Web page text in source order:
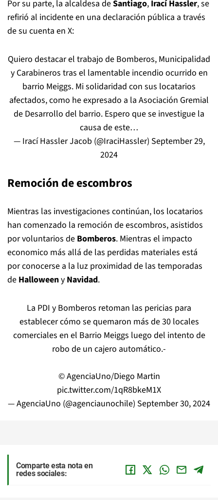
Por su parte, la alcaldesa deSantiago, Irací Hassler, se
refirió al incidente en una declaración pública a través
de su cuenta en X:
Quiero destacar el trabajo de Bomberos, Municipalidad
y Carabineros tras el lamentable incendio ocurrido en
barrio Meiggs. Mi solidaridad con sus locatarios
afectados, como he expresado a la Asociación Gremial
de Desarrollo del barrio. Espero que se investigue la
causa de este…
— Irací Hassler Jacob (@IraciHassler) September 29,
2024
Remoción de escombros
Mientras las investigaciones continúan, los locatarios
han comenzado la remoción de escombros, asistidos
por voluntarios de Bomberos. Mientras el impacto
economico más allá de las perdidas materiales está
por conocerse a la luz proximidad de las temporadas
de Halloweeny Navidad.
La PDI y Bomberos retoman las pericias para
establecer cómo se quemaron más de 30 locales
comerciales en el Barrio Meiggs luego del intento de
robo de un cajero automático.-
© AgenciaUno/Diego Martin
pic.twitter.com/1qR8bkeM1X
— AgenciaUno (@agenciaunochile) September 30, 2024
Comparte esta nota en
redes sociales: